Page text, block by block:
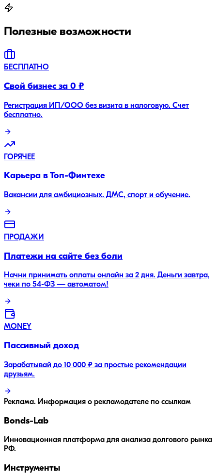
Полезные возможности
БЕСПЛАТНО
Свой бизнес за 0 ₽
Регистрация ИП/ООО без визита в налоговую. Счет
бесплатно.
ГОРЯЧЕЕ
Карьера в Топ-Финтехе
Вакансии для амбициозных. ДМС, спорт и обучение.
ПРОДАЖИ
Платежи на сайте без боли
Начни принимать оплаты онлайн за 2 дня. Деньги завтра,
чеки по 54-ФЗ — автоматом!
MONEY
Пассивный доход
Зарабатывай до 10 000 ₽ за простые рекомендации
друзьям.
Реклама. Информация о рекламодателе по ссылкам
Bonds-Lab
Инновационная платформа для анализа долгового рынка
РФ.
Инструменты